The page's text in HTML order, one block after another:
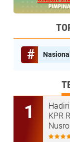
Nasional
KPR